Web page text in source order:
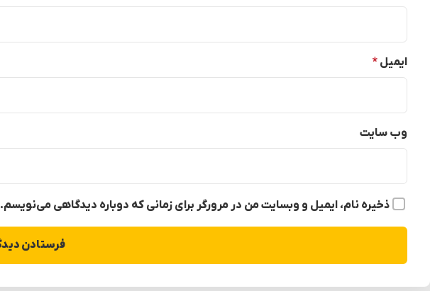
ایمیل *
وب‌ سایت
ذخیره نام، ایمیل و وبسایت من در مرورگر برای زمانی که دوباره دیدگاهی می‌نویسم.